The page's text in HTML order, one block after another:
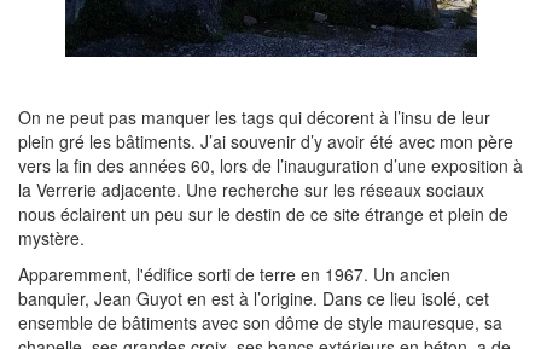
On ne peut pas manquer les tags qui décorent à l’insu de leur
plein gré les bâtiments. J’ai souvenir d’y avoir été avec mon père
vers la fin des années 60, lors de l’inauguration d’une exposition à
la Verrerie adjacente. Une recherche sur les réseaux sociaux
nous éclairent un peu sur le destin de ce site étrange et plein de
mystère.
Apparemment, l'édifice sorti de terre en 1967. Un ancien
banquier, Jean Guyot en est à l’origine. Dans ce lieu isolé, cet
ensemble de bâtiments avec son dôme de style mauresque, sa